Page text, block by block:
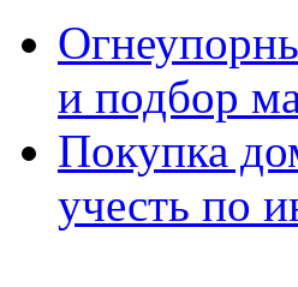
и подбор
Покупка
учесть по